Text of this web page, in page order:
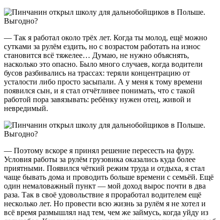
— Так я работал около трёх лет. Когда ты молод, ещё можно
сутками за рулём ездить, но с возрастом работать на износ
становится всё тяжелее… Думаю, не нужно объяснять,
насколько это опасно. Было много случаев, когда водители
бусов разбивались на трассах: теряли концентрацию от
усталости либо просто засыпали. А у меня к тому времени
появился сын, и я стал отчётливее понимать, что с такой
работой пора завязывать: ребёнку нужен отец, живой и
невредимый.
— Поэтому вскоре я принял решение пересесть на фуру.
Условия работы за рулём грузовика оказались куда более
приятными. Появился чёткий режим труда и отдыха, я стал
чаще бывать дома и проводить больше времени с семьёй. Ещё
один немаловажный пункт — мой доход вырос почти в два
раза. Так в своё удовольствие я проработал водителем ещё
несколько лет. Но провести всю жизнь за рулём я не хотел и
всё время размышлял над тем, чем же займусь, когда уйду из